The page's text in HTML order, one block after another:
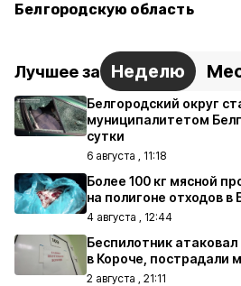
Белгородскую область
Лучшее за Неделю
Белгородский округ
муниципалитетом
сутки
6 августа , 11:18
Более 100 кг мясной
на полигоне отходов в
4 августа , 12:44
Беспилотник
в Короче, пострадали
2 августа , 21:11